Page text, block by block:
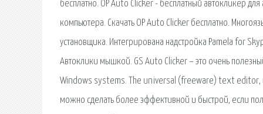
бесплатно. OP Auto Clicker - бесплатный автокликер
компьютера. Скачать OP Auto Clicker бесплатно.
установщика. Интегрирована надстройка Pamela for
Автоклики мышкой. GS Auto Clicker – это очень
Windows systems. The universal (freeware) text
можно сделать более эффективной и быстрой, если